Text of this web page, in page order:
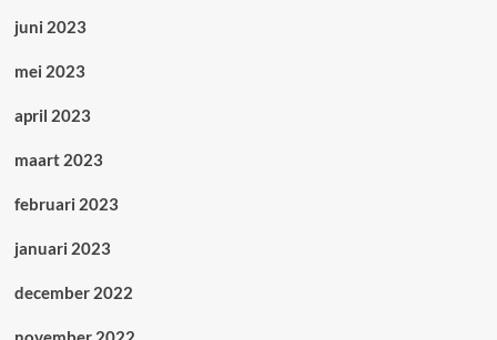
juni 2023
mei 2023
april 2023
maart 2023
februari 2023
januari 2023
december 2022